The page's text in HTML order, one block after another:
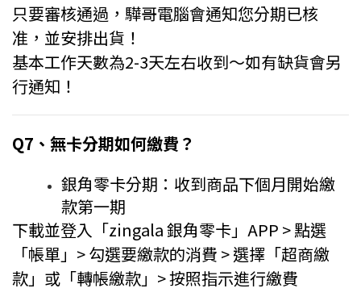
只要審核通過，驊哥電腦會通知您分期已核
准，並安排出貨！
基本工作天數為2-3天左右收到～如有缺貨會另
行通知！
Q7、無卡分期如何繳費？
銀角零卡分期：收到商品下個月開始繳
款第一期
下載並登入「zingala 銀角零卡」APP > 點選
「帳單」> 勾選要繳款的消費 > 選擇「超商繳
款」或「轉帳繳款」> 按照指示進行繳費